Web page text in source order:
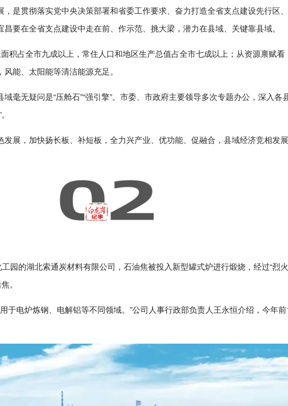
，是贯彻落实党中央决策部署和省委工作要求、奋力打造全省支点建设先行区
要在全省支点建设中走在前、作示范、挑大梁，潜力在县域、关键靠县域。
积占全市九成以上，常住人口和地区生产总值占全市七成以上；从资源禀赋看
能、太阳能等清洁能源充足。
毫无疑问是“压舱石”“强引擎”。市委、市政府主要领导多次专题办公，深入各
展，加快扬长板、补短板，全力兴产业、优功能、促融合，县域经济竞相发
园的湖北索通炭材料有限公司，石油焦被投入新型罐式炉进行煅烧，经过“烈
。
于电炉炼钢、电解铝等不同领域。”公司人事行政部负责人王永恒介绍，今年